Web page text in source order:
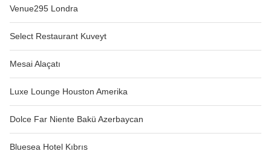
Venue295 Londra
Select Restaurant Kuveyt
Mesai Alaçatı
Luxe Lounge Houston Amerika
Dolce Far Niente Bakü Azerbaycan
Bluesea Hotel Kıbrıs